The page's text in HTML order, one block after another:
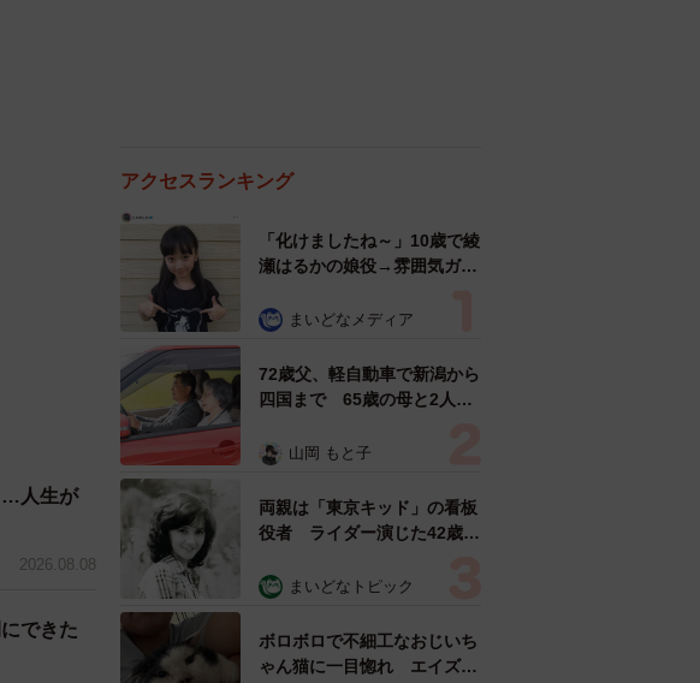
…人生が
2026.08.08
できた
アクセスランキング
「化けましたね～」10歳で綾
瀬はるかの娘役→雰囲気ガラ
雰囲気が」「宝塚に入れそ
まいどなメディア
72歳父、軽自動車で新潟から
四国まで 65歳の母と2人で
憩まで分刻み… 「大学生で
山岡 もと子
両親は「東京キッド」の看板
役者 ライダー演じた42歳元
ングフォト」計画を明言
む」
まいどなトピック
ボロボロで不細工なおじいち
ゃん猫に一目惚れ エイズだ